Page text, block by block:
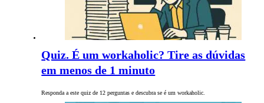
Quiz. É um workaholic? Tire as dúvidas
em menos de 1 minuto
Responda a este quiz de 12 perguntas e descubra se é um workaholic.